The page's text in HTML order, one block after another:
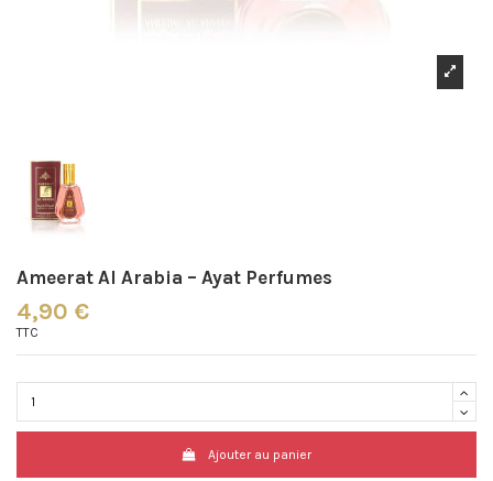
Ameerat Al Arabia – Ayat Perfumes
4,90 €
TTC
Ajouter au panier